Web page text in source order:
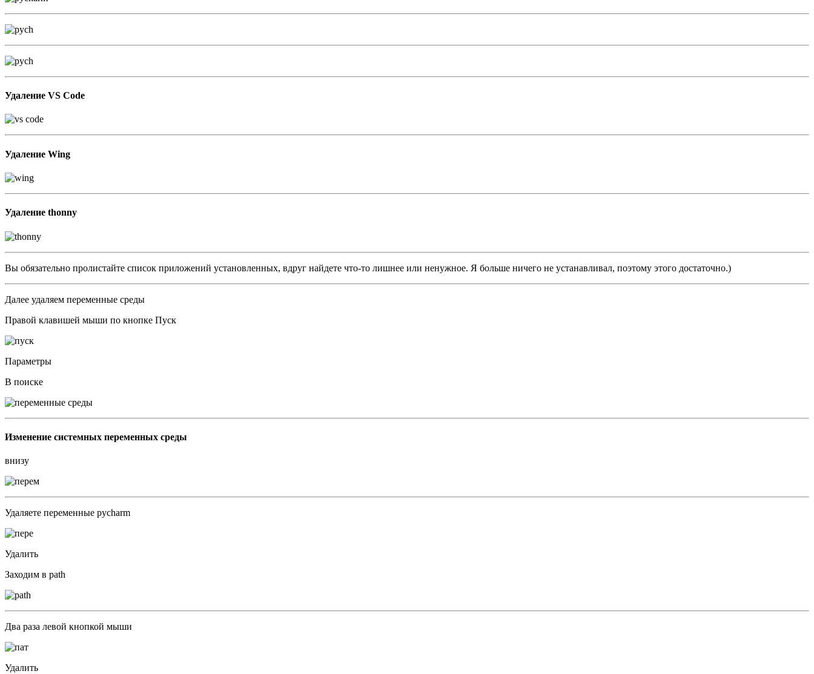
Удаление VS Code
Удаление Wing
Удаление thonny
Вы обязательно пролистайте список приложений установленных, вдруг найдете что-то лишнее или ненужное. Я больше ничего не устанавливал, поэтому этого достаточно.)
Далее удаляем переменные среды
Правой клавишей мыши по кнопке Пуск
Параметры
В поиске
Изменение системных переменных среды
внизу
Удаляете переменные pycharm
Удалить
Заходим в path
Два раза левой кнопкой мыши
Удалить